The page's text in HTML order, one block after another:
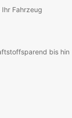
Ihr Fahrzeug
bis hin